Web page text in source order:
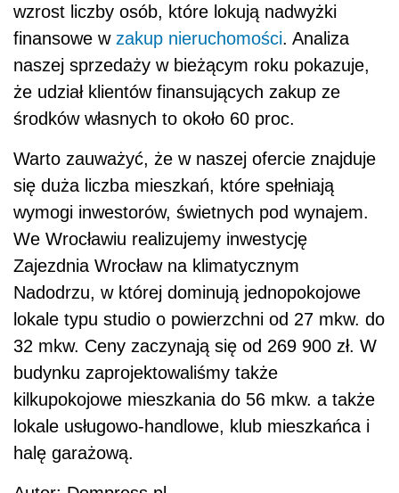
wzrost liczby osób, które lokują nadwyżki
finansowe w zakup nieruchomości. Analiza
naszej sprzedaży w bieżącym roku pokazuje,
że udział klientów finansujących zakup ze
środków własnych to około 60 proc.
Warto zauważyć, że w naszej ofercie znajduje
się duża liczba mieszkań, które spełniają
wymogi inwestorów, świetnych pod wynajem.
We Wrocławiu realizujemy inwestycję
Zajezdnia Wrocław na klimatycznym
Nadodrzu, w której dominują jednopokojowe
lokale typu studio o powierzchni od 27 mkw. do
32 mkw. Ceny zaczynają się od 269 900 zł. W
budynku zaprojektowaliśmy także
kilkupokojowe mieszkania do 56 mkw. a także
lokale usługowo-handlowe, klub mieszkańca i
halę garażową.